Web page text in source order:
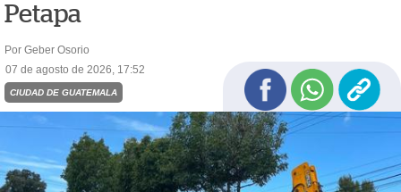
Petapa
Por Geber Osorio
07 de agosto de 2026, 17:52
CIUDAD DE GUATEMALA